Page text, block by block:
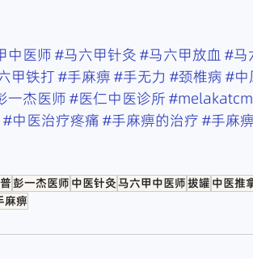
中医师 #马六甲针灸 #马六甲放血 #马
甲铁打 #手麻痹 #手无力 #颈椎病 #中
一杰医师 #医仁中医诊所 #melakatcm
#中医治疗疼痛 #手麻痹的治疗 #手麻
彭一杰医师 中医针灸马六甲中医师拔罐 中医推
麻痹